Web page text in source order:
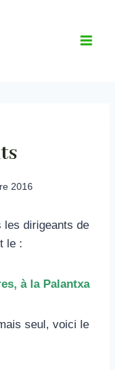
2016
les dirigeants de
le :
à la Palantxa
seul, voici le